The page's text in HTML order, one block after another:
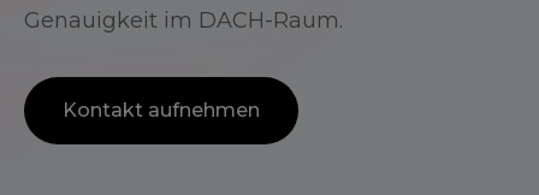
Genauigkeit im DACH-Raum.
Kontakt aufnehmen